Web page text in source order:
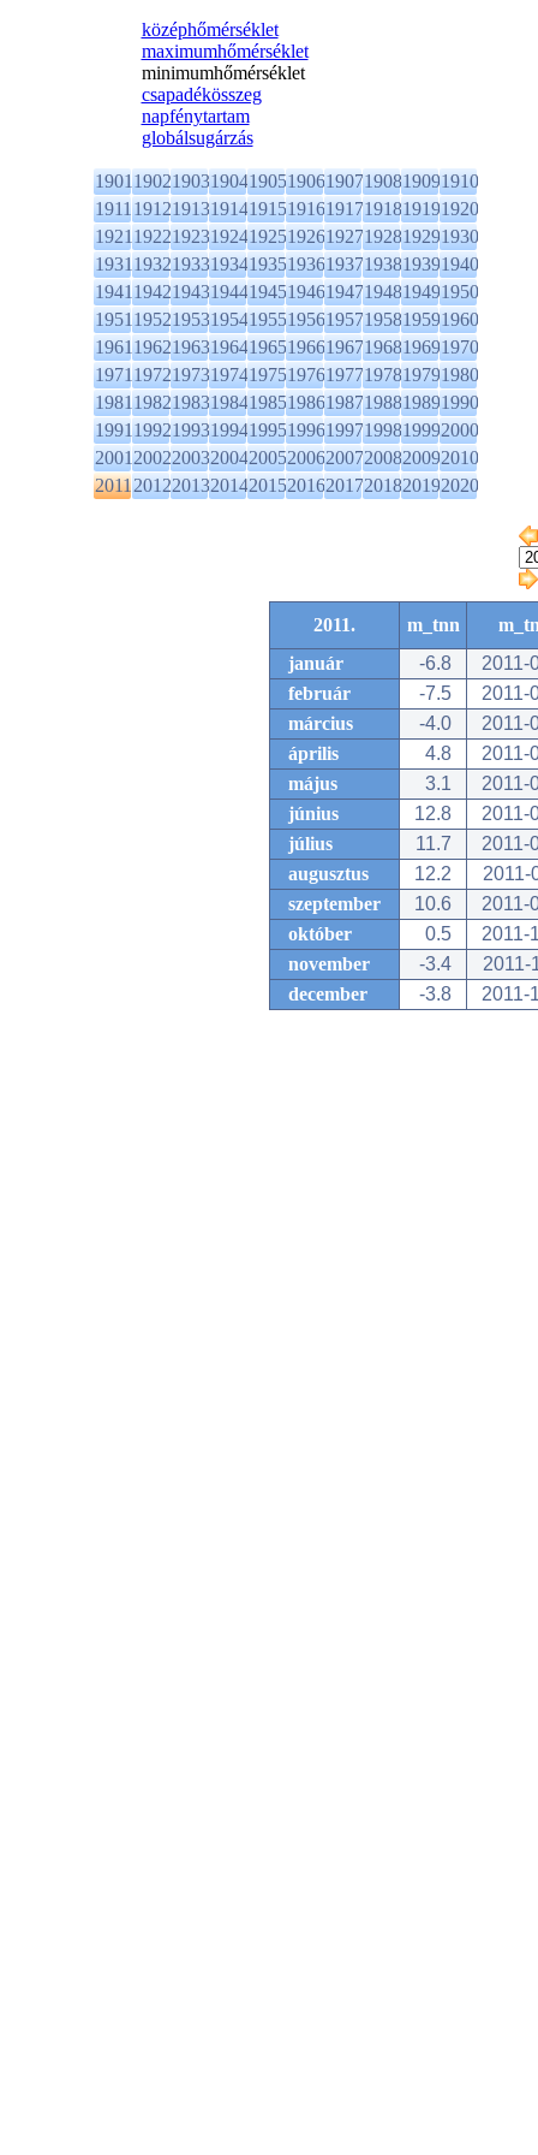
középhőmérséklet
maximumhőmérséklet
minimumhőmérséklet
csapadékösszeg
napfénytartam
globálsugárzás
1901190219031904190519061907190819091910
1911191219131914191519161917191819191920
1921192219231924192519261927192819291930
1931193219331934193519361937193819391940
1941194219431944194519461947194819491950
1951195219531954195519561957195819591960
1961196219631964196519661967196819691970
1971197219731974197519761977197819791980
1981198219831984198519861987198819891990
1991199219931994199519961997199819992000
2001200220032004200520062007200820092010
2011201220132014201520162017201820192020
2011. m_tnn
január
-6.8
2011-
február
-7.5
2011-
március
-4.0
2011-
április
4.8
2011-
május
3.1
2011-
június
12.8
2011-
július
11.7
2011-
augusztus
12.2
2011-
szeptember
10.6
2011-
október
0.5
2011-
november
-3.4
2011-
december
-3.8 2011-